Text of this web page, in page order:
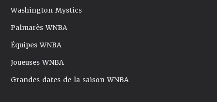
Washington Mystics
Palmarès WNBA
Équipes WNBA
Joueuses WNBA
Grandes dates de la saison WNBA